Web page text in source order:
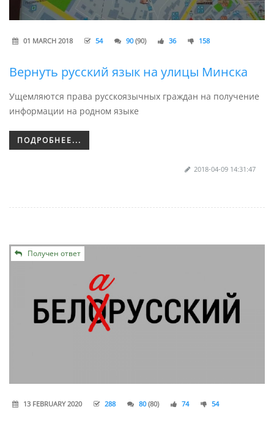
01 MARCH 2018 54 90 (90) 36 158
Вернуть русский язык на улицы Минска
Ущемляются права русскоязычных граждан на получение
информации на родном языке
ПОДРОБНЕЕ...
2018-04-09 14:31:47
Получен ответ
13 FEBRUARY 2020 288 80 (80) 74 54